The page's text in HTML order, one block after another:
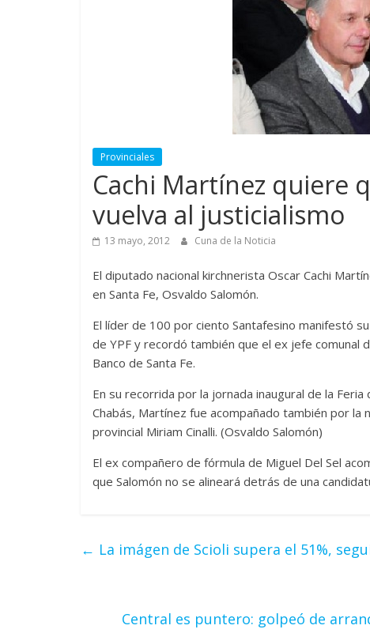
Provinciales
Cachi Martínez quiere
vuelva al justicialismo
13 mayo, 2012 Cuna de la Noticia
El diputado nacional kirchnerista Oscar Cachi
en Santa Fe, Osvaldo Salomón.
El líder de 100 por ciento Santafesino manifestó
de YPF y recordó también que el ex jefe comunal
Banco de Santa Fe.
En su recorrida por la jornada inaugural de la
Chabás, Martínez fue acompañado también por la
provincial Miriam Cinalli. (Osvaldo Salomón)
El ex compañero de fórmula de Miguel Del Sel
que Salomón no se alineará detrás de una
← La imágen de Scioli supera el 51%,
Central es puntero: golpeó de